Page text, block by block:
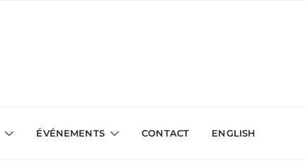
ÉVÉNEMENTS CONTACT ENGLISH